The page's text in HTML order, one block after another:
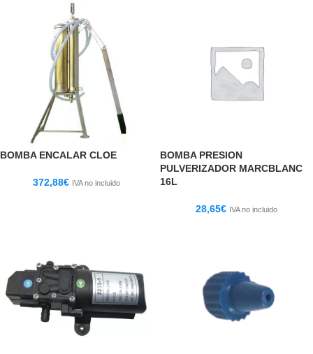
BOMBA ENCALAR CLOE
372,88€ IVA no incluido
BOMBA PRESION
PULVERIZADOR MARCBLANC
16L
28,65€ IVA no incluido